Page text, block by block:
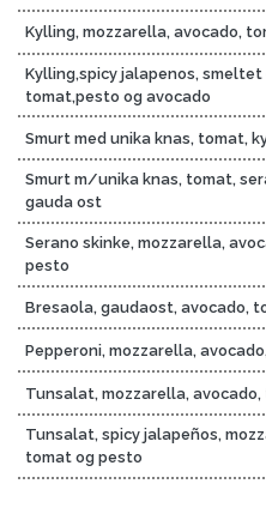
Kylling, mozzarella, avocado,
Kylling,spicy jalapenos, smeltet
tomat,pesto og avocado
Smurt med unika knas, tomat,
Smurt m/unika knas, tomat,
gauda ost
Serano skinke, mozzarella,
pesto
Bresaola, gaudaost, avocado,
Pepperoni, mozzarella,
Tunsalat, mozzarella,
Tunsalat, spicy jalapeños,
tomat og pesto